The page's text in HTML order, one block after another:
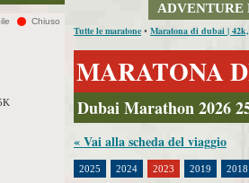
Chiuso
ADVENTURE
Tutte le maratone • Maratona di dubai |
MARATONA
Dubai Marathon 2026
« Vai alla scheda del viaggio
2025 2024 2023 2019 2018